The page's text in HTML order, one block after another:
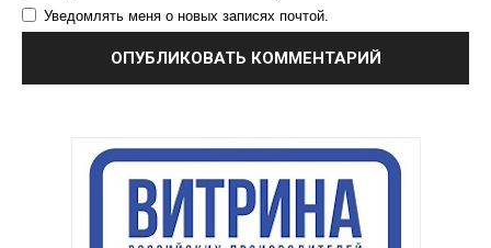
Уведомлять меня о новых записях почтой.